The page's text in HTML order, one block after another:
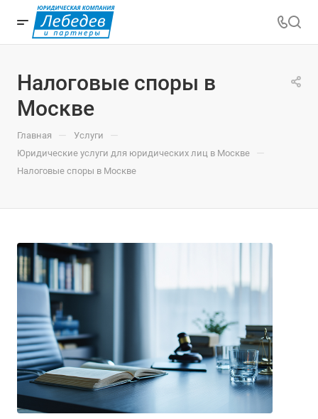
Налоговые споры в
Москве
Главная — Услуги —
Юридические услуги для юридических лиц в Москве —
Налоговые споры в Москве